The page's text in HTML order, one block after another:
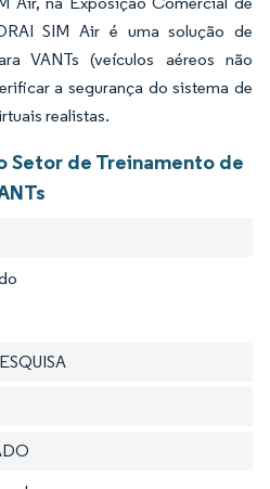
SIM Air é uma solução de
VANTs (veículos aéreos não
a segurança do sistema de
realistas.
Setor de Treinamento de